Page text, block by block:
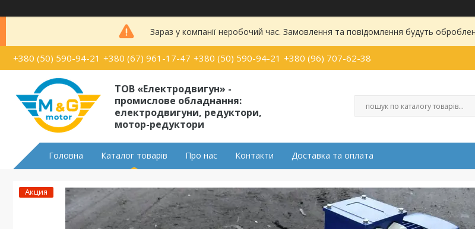
Зараз у компанії неробочий час. Замовлення та повідомлення будуть
+380 (50) 590-94-21 +380 (67) 961-17-47 +380 (50) 590-94-21 +380 (96) 707-62-38
ТОВ «Електродвигун» -
промислове обладнання:
електродвигуни, редуктори,
мотор-редуктори
Головна Каталог товарів Про нас Контакти Доставка та оплата
Акция